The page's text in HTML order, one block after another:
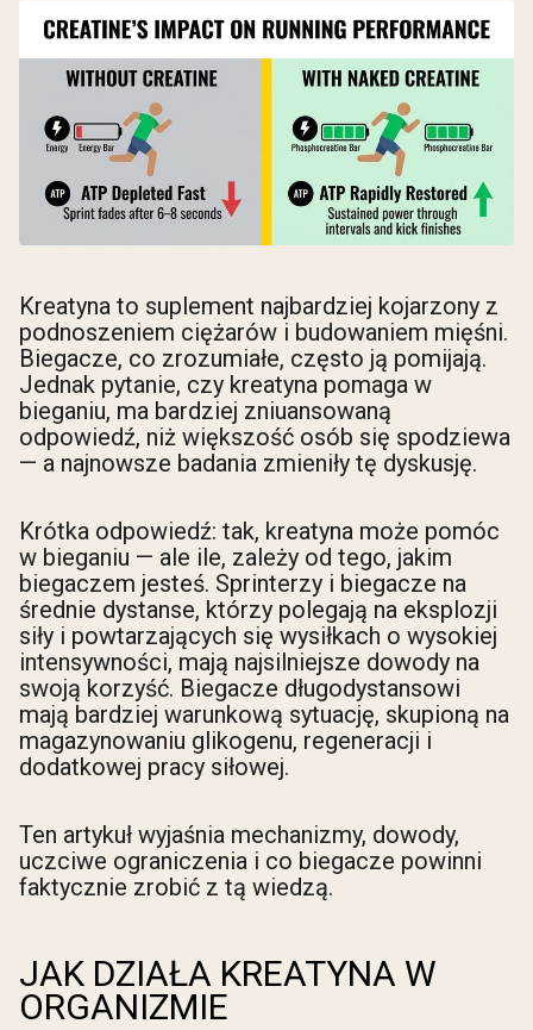
Kreatyna to suplement najbardziej kojarzony z
podnoszeniem ciężarów i budowaniem mięśni.
Biegacze, co zrozumiałe, często ją pomijają.
Jednak pytanie, czy kreatyna pomaga w
bieganiu, ma bardziej zniuansowaną
odpowiedź, niż większość osób się spodziewa
— a najnowsze badania zmieniły tę dyskusję.
Krótka odpowiedź: tak, kreatyna może pomóc
w bieganiu — ale ile, zależy od tego, jakim
biegaczem jesteś. Sprinterzy i biegacze na
średnie dystanse, którzy polegają na eksplozji
siły i powtarzających się wysiłkach o wysokiej
intensywności, mają najsilniejsze dowody na
swoją korzyść. Biegacze długodystansowi
mają bardziej warunkową sytuację, skupioną na
magazynowaniu glikogenu, regeneracji i
dodatkowej pracy siłowej.
Ten artykuł wyjaśnia mechanizmy, dowody,
uczciwe ograniczenia i co biegacze powinni
faktycznie zrobić z tą wiedzą.
JAK DZIAŁA KREATYNA W
ORGANIZMIE